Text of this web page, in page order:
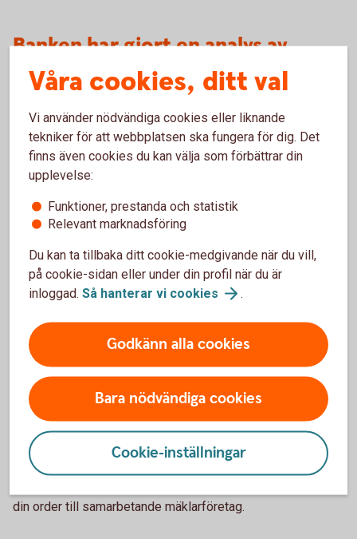
Banken har gjort en analys av
orderutförandet (RTS 28)
För 2023
Information om utförda och vidarebefordrade
order (2023)
För 2022
Information om utförda och vidarebefordrade
order (2022)
Våra handelsplatser
Här finner du en lista över marknadsplatser där banken
handlar direkt för din räkning. Om du vill handla på vissa
din order till samarbetande mäklarföretag.
Våra cookies, ditt val
Vi använder nödvändiga cookies eller liknande
tekniker för att webbplatsen ska fungera för dig. Det
finns även cookies du kan välja som förbättrar din
upplevelse:
Funktioner, prestanda och statistik
Relevant marknadsföring
Du kan ta tillbaka ditt cookie-medgivande när du vill,
på cookie-sidan eller under din profil när du är
inloggad. Så hanterar vi cookies .
Godkänn alla cookies
Bara nödvändiga cookies
Cookie-inställningar